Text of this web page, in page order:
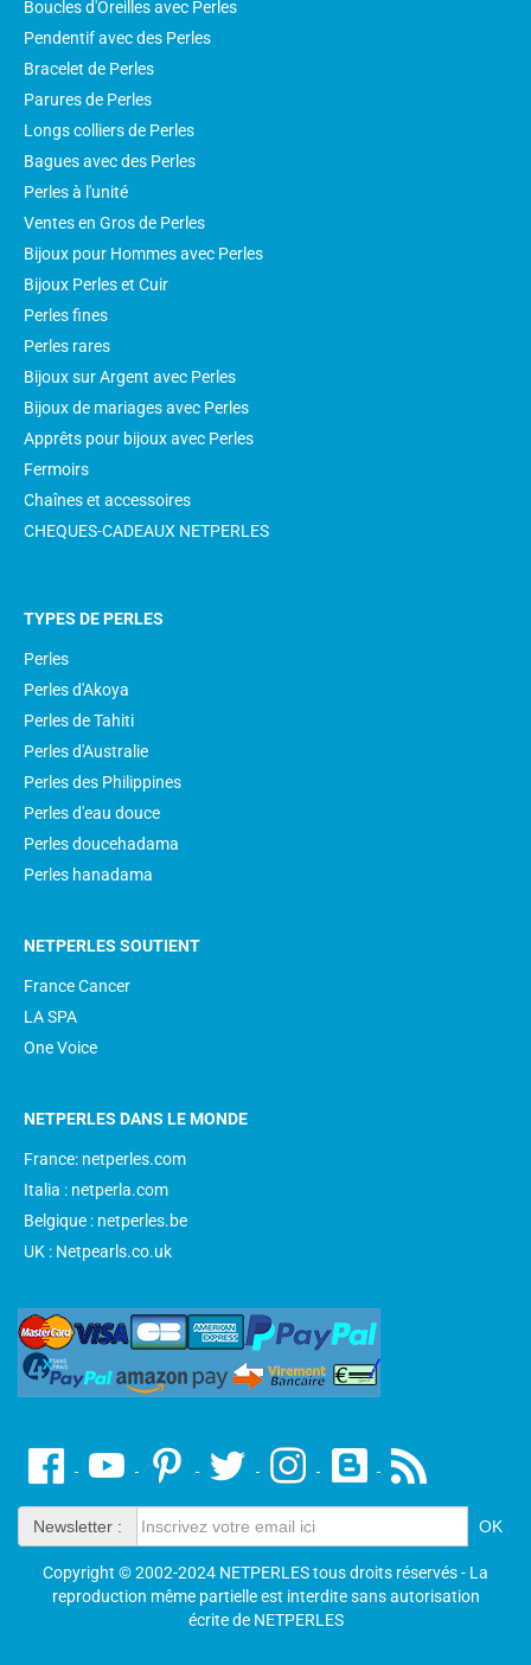
Boucles d'Oreilles avec Perles
Pendentif avec des Perles
Bracelet de Perles
Parures de Perles
Longs colliers de Perles
Bagues avec des Perles
Perles à l'unité
Ventes en Gros de Perles
Bijoux pour Hommes avec Perles
Bijoux Perles et Cuir
Perles fines
Perles rares
Bijoux sur Argent avec Perles
Bijoux de mariages avec Perles
Apprêts pour bijoux avec Perles
Fermoirs
Chaînes et accessoires
CHEQUES-CADEAUX NETPERLES
TYPES DE PERLES
Perles
Perles d'Akoya
Perles de Tahiti
Perles d'Australie
Perles des Philippines
Perles d'eau douce
Perles doucehadama
Perles hanadama
NETPERLES SOUTIENT
France Cancer
LA SPA
One Voice
NETPERLES DANS LE MONDE
France: netperles.com
Italia : netperla.com
Belgique : netperles.be
UK : Netpearls.co.uk
Newsletter :
Copyright © 2002-2024 NETPERLES tous droits réservés - La
reproduction même partielle est interdite sans autorisation
écrite de NETPERLES